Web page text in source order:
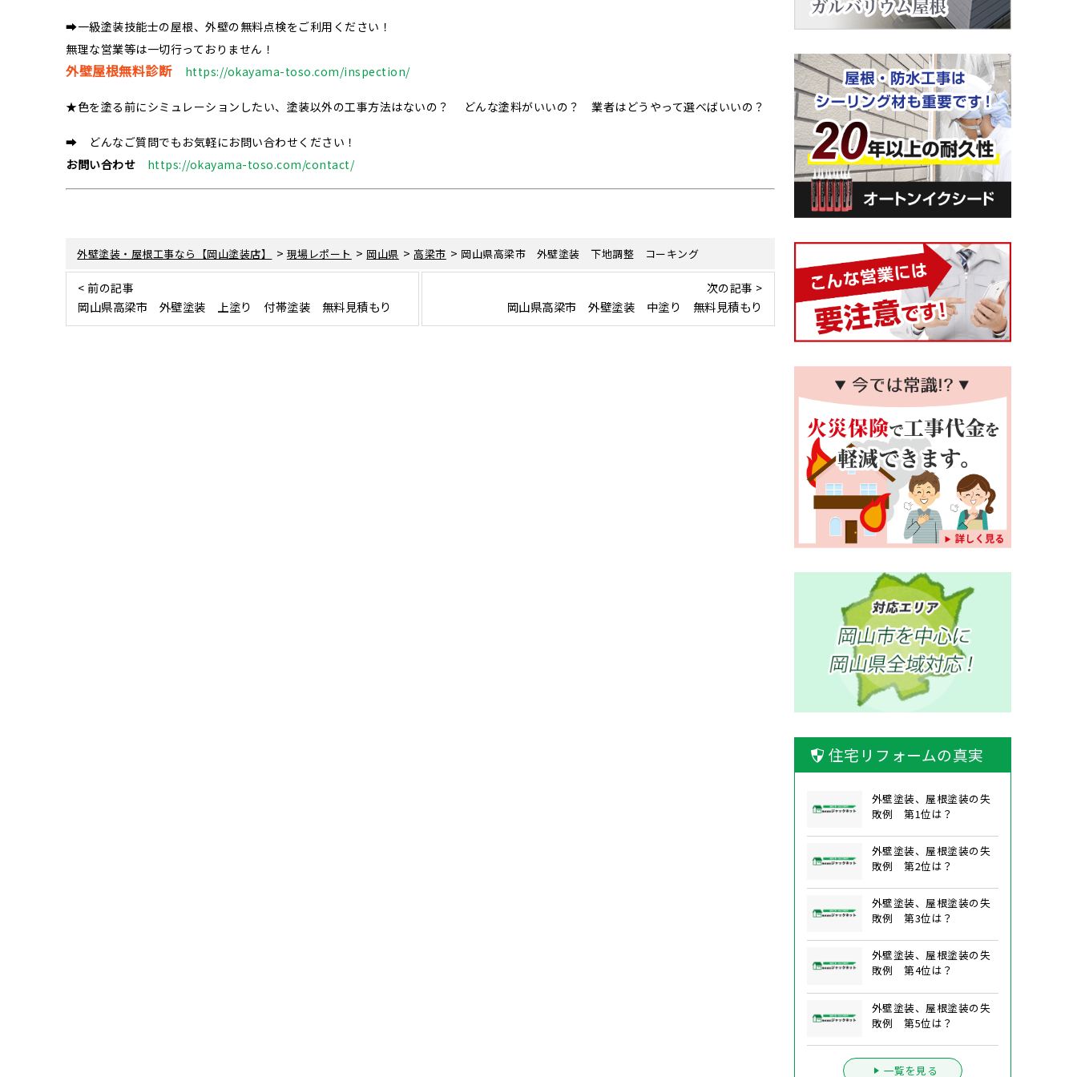
➡一級塗装技能士の屋根、外壁の無料点検をご利用ください！
無理な営業等は一切行っておりません！
外壁屋根無料診断 https://okayama-toso.com/inspection/
★色を塗る前にシミュレーションしたい、塗装以外の工事方法はないの？ どんな塗料がいいの？ 業者はどうやって選べばいいの？
➡ どんなご質問でもお気軽にお問い合わせください！
お問い合わせ
https://okayama-toso.com/contact/
外壁塗装・屋根工事なら【岡山塗装店】 > 現場レポート > 岡山県 > 高梁市 > 岡山県高梁市 外壁塗装 下地調整 コーキング
< 前の記事
岡山県高梁市 外壁塗装 上塗り 付帯塗装 無料見積もり
次の記事 >
岡山県高梁市 外壁塗装 中塗り 無料見積もり
住宅リフォームの真実
外壁塗装、屋根塗装の失
敗例 第1位は？
外壁塗装、屋根塗装の失
敗例 第2位は？
外壁塗装、屋根塗装の失
敗例 第3位は？
外壁塗装、屋根塗装の失
敗例 第4位は？
外壁塗装、屋根塗装の失
敗例 第5位は？
一覧を見る